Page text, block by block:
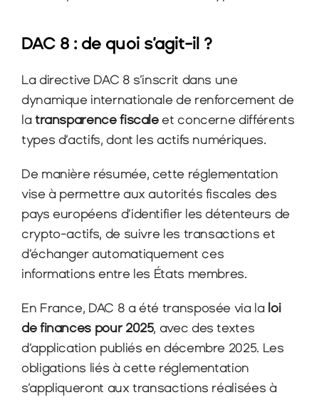
DAC 8 : de quoi s’agit-il ?
La directive DAC 8 s’inscrit dans une
dynamique internationale de renforcement de
la transparence fiscale et concerne différents
types d’actifs, dont les actifs numériques.
De manière résumée, cette réglementation
vise à permettre aux autorités fiscales des
pays européens d’identifier les détenteurs de
crypto-actifs, de suivre les transactions et
d’échanger automatiquement ces
informations entre les États membres.
En France, DAC 8 a été transposée via la loi
de finances pour 2025, avec des textes
d’application publiés en décembre 2025. Les
obligations liés à cette réglementation
s’appliqueront aux transactions réalisées à